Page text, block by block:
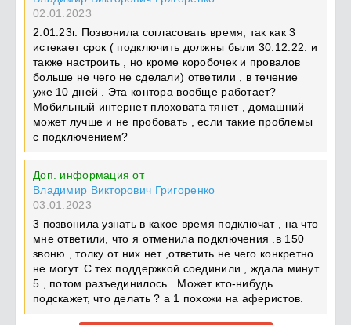
02.01.2023
2.01.23г. Позвонила согласовать время, так как 3
истекает срок ( подключить должны были 30.12.22. и
также настроить , но кроме коробочек и провалов
больше не чего не сделали) ответили , в течение
уже 10 дней . Эта контора вообще работает?
Мобильный интернет плоховата тянет , домашний
может лучше и не пробовать , если такие проблемы
с подключением?
Доп. информация от
Владимир Викторович Григоренко
03.01.2023
3 позвонила узнать в какое время подключат , на что
мне ответили, что я отменила подключения .в 150
звоню , толку от них нет ,ответить не чего конкретно
не могут. С тех поддержкой соединили , ждала минут
5 , потом разъединилось . Может кто-нибудь
подскажет, что делать ? а 1 похожи на аферистов.